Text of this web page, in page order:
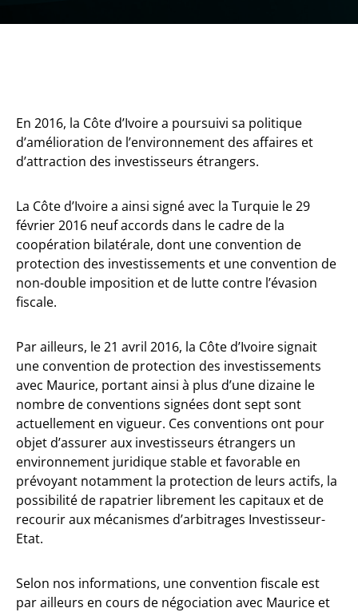
En 2016, la Côte d’Ivoire a poursuivi sa politique
d’amélioration de l’environnement des affaires et
d’attraction des investisseurs étrangers.
La Côte d’Ivoire a ainsi signé avec la Turquie le 29
février 2016 neuf accords dans le cadre de la
coopération bilatérale, dont une convention de
protection des investissements et une convention de
non-double imposition et de lutte contre l’évasion
fiscale.
Par ailleurs, le 21 avril 2016, la Côte d’Ivoire signait
une convention de protection des investissements
avec Maurice, portant ainsi à plus d’une dizaine le
nombre de conventions signées dont sept sont
actuellement en vigueur. Ces conventions ont pour
objet d’assurer aux investisseurs étrangers un
environnement juridique stable et favorable en
prévoyant notamment la protection de leurs actifs, la
possibilité de rapatrier librement les capitaux et de
recourir aux mécanismes d’arbitrages Investisseur-
Etat.
Selon nos informations, une convention fiscale est
par ailleurs en cours de négociation avec Maurice et